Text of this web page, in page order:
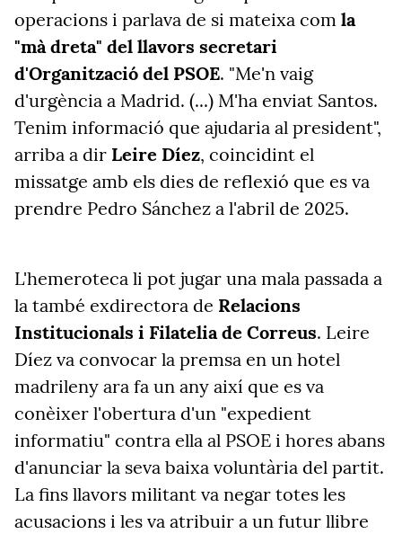
operacions i parlava de si mateixa com la
"mà dreta" del llavors secretari
d'Organització del PSOE. "Me'n vaig
d'urgència a Madrid. (...) M'ha enviat Santos.
Tenim informació que ajudaria al president",
arriba a dir Leire Díez, coincidint el
missatge amb els dies de reflexió que es va
prendre Pedro Sánchez a l'abril de 2025.
L'hemeroteca li pot jugar una mala passada a
la també exdirectora de Relacions
Institucionals i Filatelia de Correus. Leire
Díez va convocar la premsa en un hotel
madrileny ara fa un any així que es va
conèixer l'obertura d'un "expedient
informatiu" contra ella al PSOE i hores abans
d'anunciar la seva baixa voluntària del partit.
La fins llavors militant va negar totes les
acusacions i les va atribuir a un futur llibre